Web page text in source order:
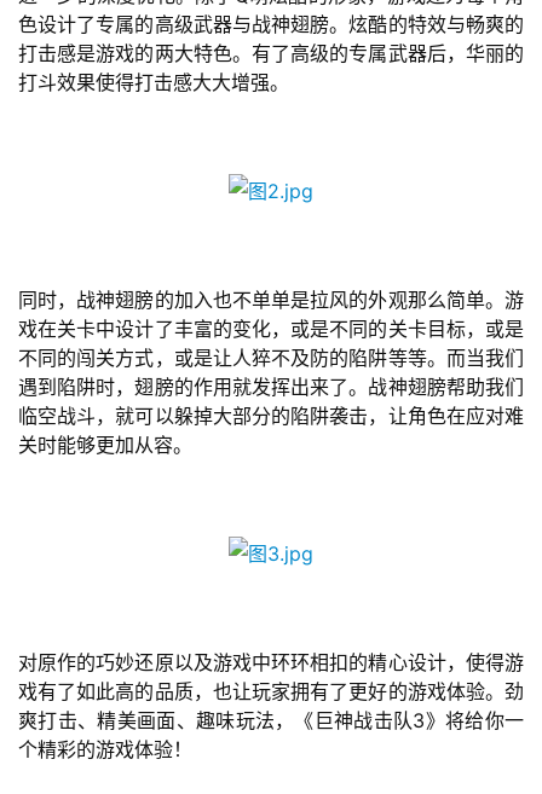
戏
业
界
单
机
游
戏
休
2
5
第
十
三
色设计了专属的高级武器与战神翅膀。炫酷的特效与畅爽的
打击感是游戏的两大特色。有了高级的专属武器后，华丽的
打斗效果使得打击感大大增强。
同时，战神翅膀的加入也不单单是拉风的外观那么简单。游
戏在关卡中设计了丰富的变化，或是不同的关卡目标，或是
不同的闯关方式，或是让人猝不及防的陷阱等等。而当我们
遇到陷阱时，翅膀的作用就发挥出来了。战神翅膀帮助我们
临空战斗，就可以躲掉大部分的陷阱袭击，让角色在应对难
关时能够更加从容。
对原作的巧妙还原以及游戏中环环相扣的精心设计，使得游
戏有了如此高的品质，也让玩家拥有了更好的游戏体验。劲
爽打击、精美画面、趣味玩法，《巨神战击队3》将给你一
个精彩的游戏体验！